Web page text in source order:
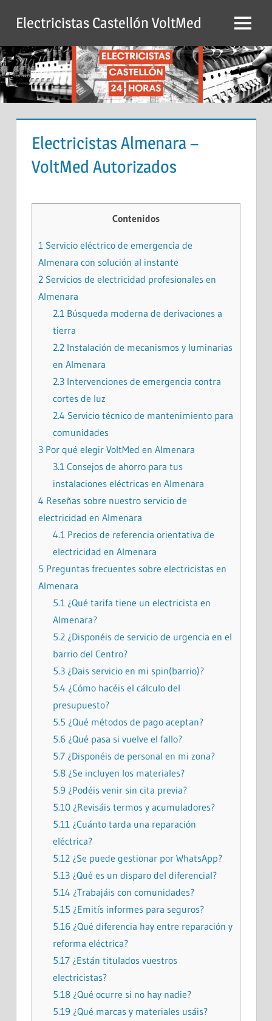
contenido
Electricistas Castellón VoltMed Menú
Electricistas Almenara –
VoltMed Autorizados
Contenidos
1 Servicio eléctrico de emergencia de
Almenara con solución al instante
2 Servicios de electricidad profesionales en
Almenara
2.1 Búsqueda moderna de derivaciones a
tierra
2.2 Instalación de mecanismos y luminarias
en Almenara
2.3 Intervenciones de emergencia contra
cortes de luz
2.4 Servicio técnico de mantenimiento para
comunidades
3 Por qué elegir VoltMed en Almenara
3.1 Consejos de ahorro para tus
instalaciones eléctricas en Almenara
4 Reseñas sobre nuestro servicio de
electricidad en Almenara
4.1 Precios de referencia orientativa de
electricidad en Almenara
5 Preguntas frecuentes sobre electricistas en
Almenara
5.1 ¿Qué tarifa tiene un electricista en
Almenara?
5.2 ¿Disponéis de servicio de urgencia en el
barrio del Centro?
5.3 ¿Dais servicio en mi spin(barrio)?
5.4 ¿Cómo hacéis el cálculo del
presupuesto?
5.5 ¿Qué métodos de pago aceptan?
5.6 ¿Qué pasa si vuelve el fallo?
5.7 ¿Disponéis de personal en mi zona?
5.8 ¿Se incluyen los materiales?
5.9 ¿Podéis venir sin cita previa?
5.10 ¿Revisáis termos y acumuladores?
5.11 ¿Cuánto tarda una reparación
eléctrica?
5.12 ¿Se puede gestionar por WhatsApp?
5.13 ¿Qué es un disparo del diferencial?
5.14 ¿Trabajáis con comunidades?
5.15 ¿Emitís informes para seguros?
5.16 ¿Qué diferencia hay entre reparación y
reforma eléctrica?
5.17 ¿Están titulados vuestros
electricistas?
5.18 ¿Qué ocurre si no hay nadie?
5.19 ¿Qué marcas y materiales usáis?